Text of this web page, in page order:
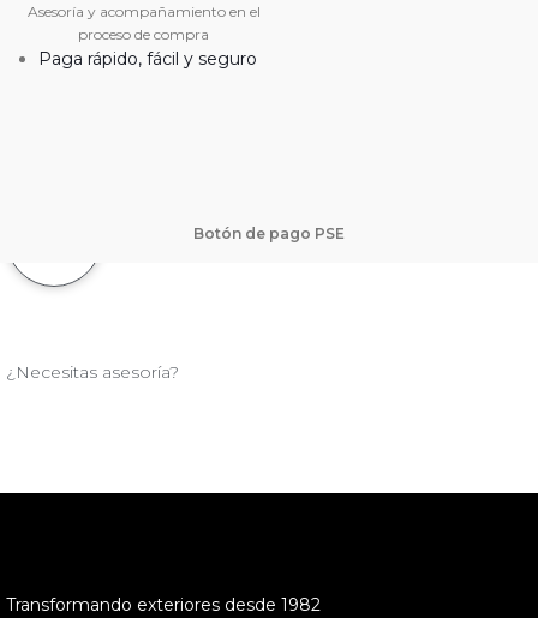
Asesoría y acompañamiento en el
proceso de compra
Paga rápido, fácil y seguro
Botón de pago PSE
¿Necesitas asesoría?
Transformando exteriores desde 1982